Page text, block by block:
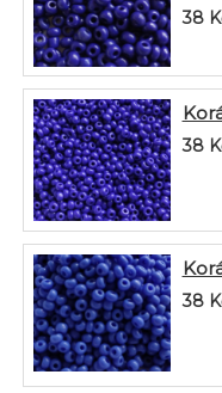
38
38
38